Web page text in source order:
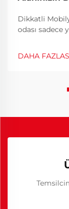
Dikkatli
odası sadece
sohbetler
Lezzetli
DAHA